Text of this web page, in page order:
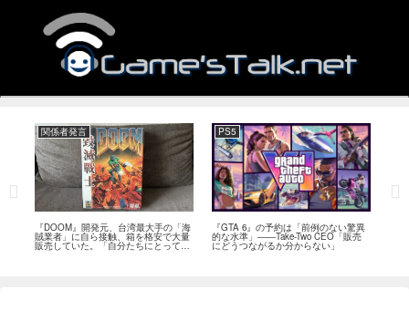
関係者発言
『DOOM』開発元、台湾最大手の「海
賊業者」に自ら接触、箱を格安で大量
販売していた。「自分たちにとっては
流通だった」
PS5
『GTA 6』の予約は「前例のない驚異
的な水準」――Take-Two CEO「販売
にどうつながるか分からない」